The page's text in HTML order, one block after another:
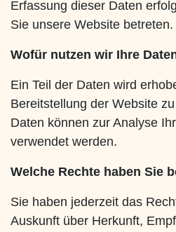
Erfassung dieser Daten
Sie unsere Website betreten.
Wofür nutzen wir Ihre
Ein Teil der Daten wird
Bereitstellung der Website
Daten können zur Analyse
verwendet werden.
Welche Rechte haben Sie
Sie haben jederzeit das
Auskunft über Herkunft,